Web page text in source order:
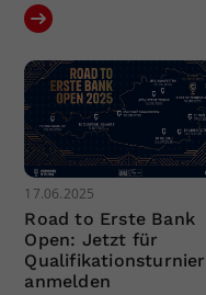
17.06.2025
Road to Erste Bank
Open: Jetzt für
anmelden